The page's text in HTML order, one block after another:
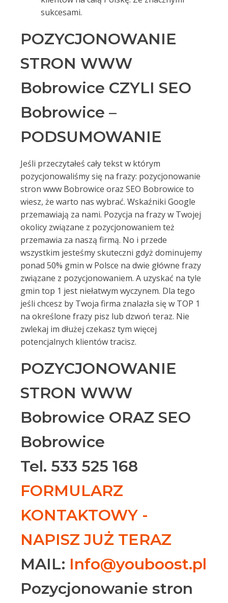
sukcesami.
POZYCJONOWANIE
STRON WWW
Bobrowice CZYLI SEO
Bobrowice –
PODSUMOWANIE
Jeśli przeczytałeś cały tekst w którym
pozycjonowaliśmy się na frazy: pozycjonowanie
stron www Bobrowice oraz SEO Bobrowice to
wiesz, że warto nas wybrać. Wskaźniki Google
przemawiają za nami. Pozycja na frazy w Twojej
okolicy związane z pozycjonowaniem też
przemawia za naszą firmą. No i przede
wszystkim jesteśmy skuteczni gdyż dominujemy
ponad 50% gmin w Polsce na dwie główne frazy
związane z pozycjonowaniem. A uzyskać na tyle
gmin top 1 jest niełatwym wyczynem. Dla tego
jeśli chcesz by Twoja firma znalazła się w TOP 1
na określone frazy pisz lub dzwoń teraz. Nie
zwlekaj im dłużej czekasz tym więcej
potencjalnych klientów tracisz.
POZYCJONOWANIE
STRON WWW
Bobrowice ORAZ SEO
Bobrowice
Tel. 533 525 168
FORMULARZ
KONTAKTOWY -
NAPISZ JUŻ TERAZ
MAIL: Info@youboost.pl
Pozycjonowanie stron